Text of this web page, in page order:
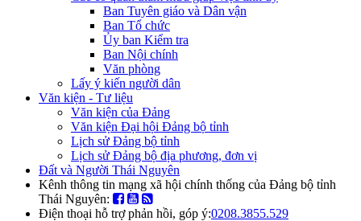
Ban Tuyên giáo và Dân vận
Ban Tổ chức
Ủy ban Kiểm tra
Ban Nội chính
Văn phòng
Lấy ý kiến người dân
Văn kiện - Tư liệu
Văn kiện của Đảng
Văn kiện Đại hội Đảng bộ tỉnh
Lịch sử Đảng bộ tỉnh
Lịch sử Đảng bộ địa phương, đơn vị
Đất và Người Thái Nguyên
Kênh thông tin mạng xã hội chính thống của Đảng bộ tỉnh
Thái Nguyên:
Điện thoại hỗ trợ phản hồi, góp ý:0208.3855.529